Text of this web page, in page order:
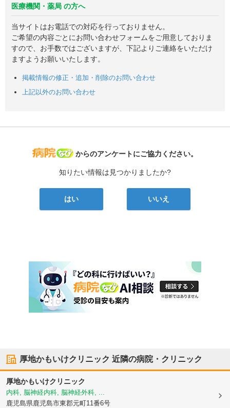
医療機関・薬局 の方へ
当サイトはお電話での対応を行っておりません。
ご希望の内容ごとにお問い合わせフォームをご用意しておりま
すので、お手数ではございますが、下記よりご連絡をいただけ
ますようお願いいたします。
掲載情報の修正・追加・削除のお問い合わせ
上記以外のお問い合わせ
病院なび
からのアンケートにご協力ください。
知りたい情報は見つかりましたか?
はい いいえ
厚地かもいけクリニック 近隣の病院・クリニック
厚地かもいけクリニック
内科, 脳神経内科, 脳神経外科, ...
鹿児島県鹿児島市東郡元町11番6号